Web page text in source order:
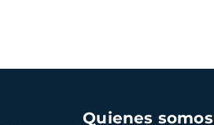
Navegación
Quienes somos